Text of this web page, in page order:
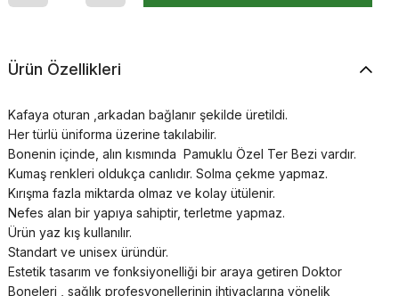
Ürün Özellikleri
Kafaya oturan ,arkadan bağlanır şekilde üretildi.
Her türlü üniforma üzerine takılabilir.
Bonenin içinde, alın kısmında Pamuklu Özel Ter Bezi vardır.
Kumaş renkleri oldukça canlıdır. Solma çekme yapmaz.
Kırışma fazla miktarda olmaz ve kolay ütülenir.
Nefes alan bir yapıya sahiptir, terletme yapmaz.
Ürün yaz kış kullanılır.
Standart ve unisex üründür.
Estetik tasarım ve fonksiyonelliği bir araya getiren Doktor
Boneleri , sağlık profesyonellerinin ihtiyaçlarına yönelik